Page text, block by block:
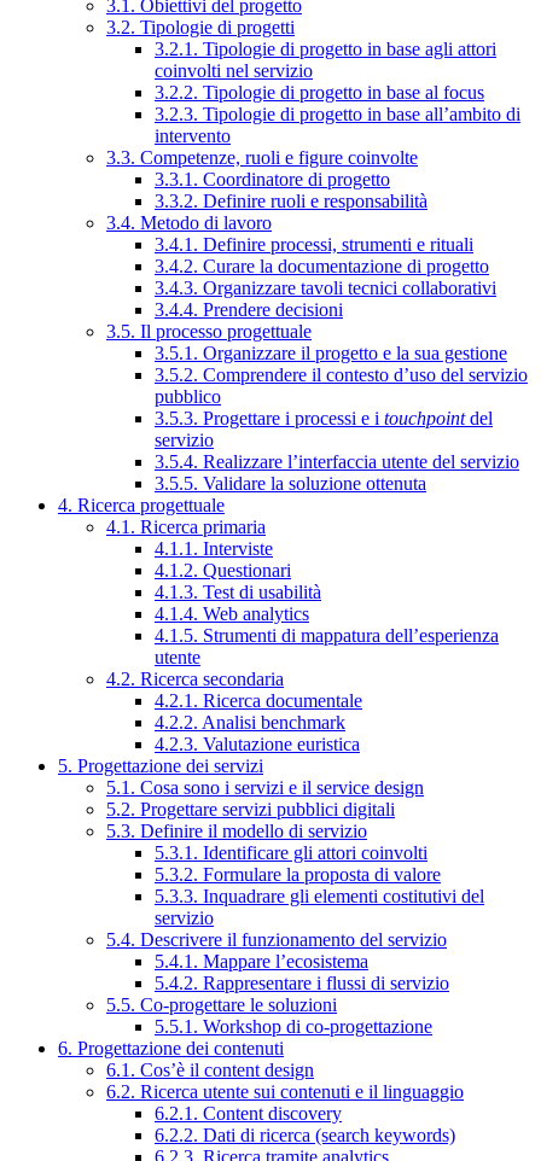
3.1. Obiettivi del progetto
3.2. Tipologie di progetti
3.2.1. Tipologie di progetto in base agli attori
coinvolti nel servizio
3.2.2. Tipologie di progetto in base al focus
3.2.3. Tipologie di progetto in base all’ambito di
intervento
3.3. Competenze, ruoli e figure coinvolte
3.3.1. Coordinatore di progetto
3.3.2. Definire ruoli e responsabilità
3.4. Metodo di lavoro
3.4.1. Definire processi, strumenti e rituali
3.4.2. Curare la documentazione di progetto
3.4.3. Organizzare tavoli tecnici collaborativi
3.4.4. Prendere decisioni
3.5. Il processo progettuale
3.5.1. Organizzare il progetto e la sua gestione
3.5.2. Comprendere il contesto d’uso del servizio
pubblico
3.5.3. Progettare i processi e i touchpointdel
servizio
3.5.4. Realizzare l’interfaccia utente del servizio
3.5.5. Validare la soluzione ottenuta
4. Ricerca progettuale
4.1. Ricerca primaria
4.1.1. Interviste
4.1.2. Questionari
4.1.3. Test di usabilità
4.1.4. Web analytics
4.1.5. Strumenti di mappatura dell’esperienza
utente
4.2. Ricerca secondaria
4.2.1. Ricerca documentale
4.2.2. Analisi benchmark
4.2.3. Valutazione euristica
5. Progettazione dei servizi
5.1. Cosa sono i servizi e il service design
5.2. Progettare servizi pubblici digitali
5.3. Definire il modello di servizio
5.3.1. Identificare gli attori coinvolti
5.3.2. Formulare la proposta di valore
5.3.3. Inquadrare gli elementi costitutivi del
servizio
5.4. Descrivere il funzionamento del servizio
5.4.1. Mappare l’ecosistema
5.4.2. Rappresentare i flussi di servizio
5.5. Co-progettare le soluzioni
5.5.1. Workshop di co-progettazione
6. Progettazione dei contenuti
6.1. Cos’è il content design
6.2. Ricerca utente sui contenuti e il linguaggio
6.2.1. Content discovery
6.2.2. Dati di ricerca (search keywords)
6.2.3. Ricerca tramite analytics